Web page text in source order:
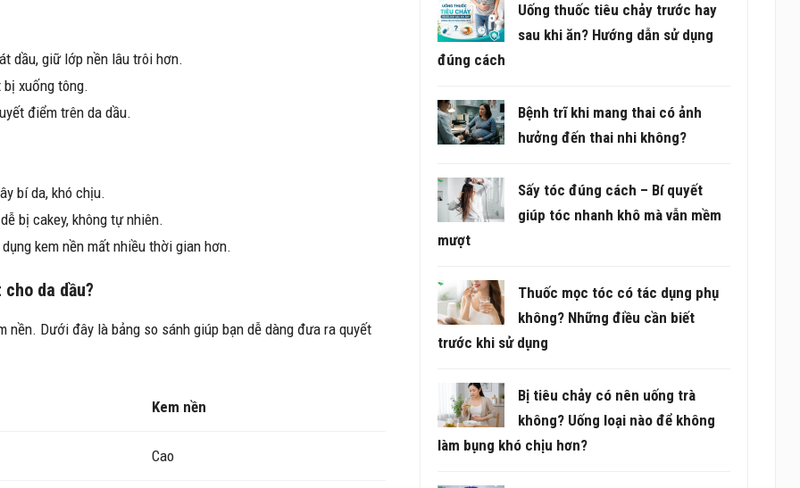
dầu, giữ lớp nền lâu trôi hơn.
xuống tông.
điểm trên da dầu.
bí da, khó chịu.
bị cakey, không tự nhiên.
kem nền mất nhiều thời gian hơn.
da dầu?
nền. Dưới đây là bảng so sánh giúp bạn dễ dàng đưa ra quyết
Kem nền
Cao
Uống thuốc tiêu chảy trước hay
sau khi ăn? Hướng dẫn sử dụng
đúng cách
Bệnh trĩ khi mang thai có ảnh
hưởng đến thai nhi không?
Sấy tóc đúng cách – Bí quyết
giúp tóc nhanh khô mà vẫn mềm
mượt
Thuốc mọc tóc có tác dụng phụ
không? Những điều cần biết
trước khi sử dụng
Bị tiêu chảy có nên uống trà
không? Uống loại nào để không
làm bụng khó chịu hơn?